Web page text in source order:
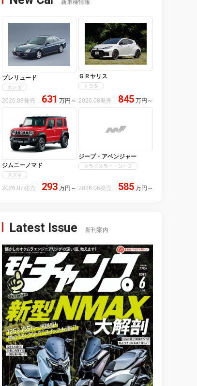
新車種情報
プレリュード
ホンダ
2026.08発売 631 万円 ～
ＧＲヤリス
トヨタ
2026.08発売 845 万円 ～
ジムニーノマド
スズキ
2026.07発売 293 万円 ～
ジープ・アベンジャー
クライスラー・ジープ
2026.06発売 585 万円 ～
Latest Issue 新刊案内